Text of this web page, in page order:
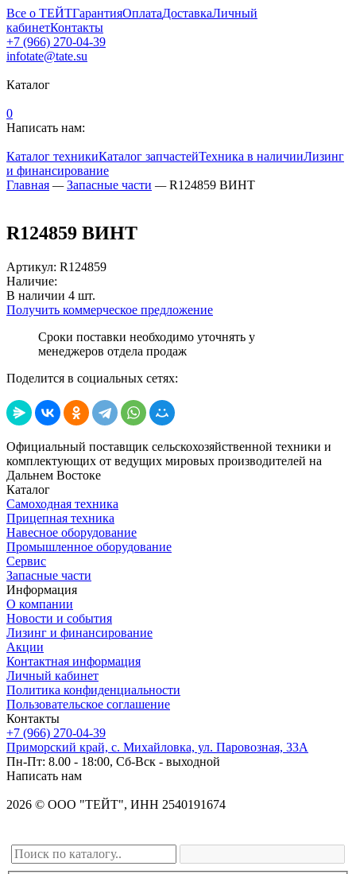
Все о ТЕЙТГарантияОплатаДоставкаЛичный
кабинетКонтакты
+7 (966) 270-04-39
infotate@tate.su
Каталог
0
Написать нам:
Каталог техникиКаталог запчастейТехника в наличииЛизинг
и финансирование
Главная — Запасные части — R124859 ВИНТ
R124859 ВИНТ
Артикул: R124859
Наличие:
В наличии 4 шт.
Получить коммерческое предложение
Сроки поставки необходимо уточнять у
менеджеров отдела продаж
Поделится в социальных сетях:
Официальный поставщик сельскохозяйственной техники и
комплектующих от ведущих мировых производителей на
Дальнем Востоке
Каталог
Самоходная техника
Прицепная техника
Навесное оборудование
Промышленное оборудование
Сервис
Запасные части
Информация
О компании
Новости и события
Лизинг и финансирование
Акции
Контактная информация
Личный кабинет
Политика конфиденциальности
Пользовательское соглашение
Контакты
+7 (966) 270-04-39
Приморский край, с. Михайловка, ул. Паровозная, 33А
Пн-Пт: 8.00 - 18:00, Сб-Вск - выходной
Написать нам
2026 © OOO "ТЕЙТ", ИНН 2540191674